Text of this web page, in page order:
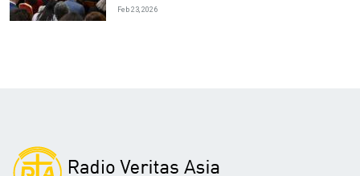
Feb 23, 2026